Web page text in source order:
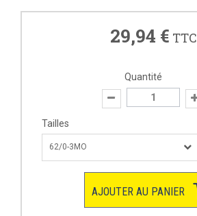
29,94 € TTC
Quantité
Tailles
62/0-3MO
AJOUTER AU PANIER